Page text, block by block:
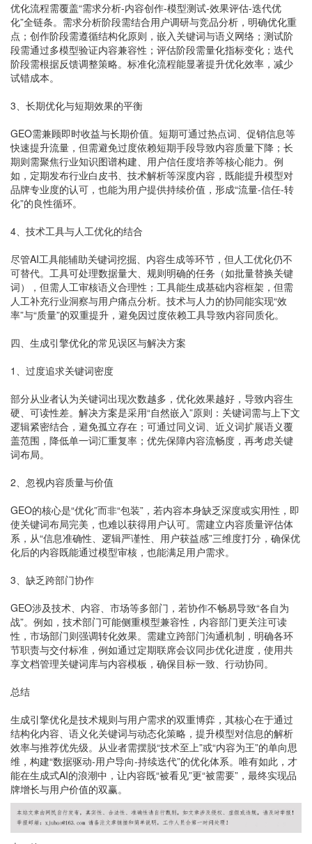
优化流程需覆盖“需求分析-内容创作-模型测试-效果评估-迭代优
化”全链条。需求分析阶段需结合用户调研与竞品分析，明确优化重
点；创作阶段需遵循结构化原则，嵌入关键词与语义网络；测试阶
段需通过多模型验证内容兼容性；评估阶段需量化指标变化；迭代
阶段需根据反馈调整策略。标准化流程能显著提升优化效率，减少
试错成本。
3、长期优化与短期效果的平衡
GEO需兼顾即时收益与长期价值。短期可通过热点词、促销信息等
快速提升流量，但需避免过度依赖短期手段导致内容质量下降；长
期则需聚焦行业知识图谱构建、用户信任度培养等核心能力。例
如，定期发布行业白皮书、技术解析等深度内容，既能提升模型对
品牌专业度的认可，也能为用户提供持续价值，形成“流量-信任-转
化”的良性循环。
4、技术工具与人工优化的结合
尽管AI工具能辅助关键词挖掘、内容生成等环节，但人工优化仍不
可替代。工具可处理数据量大、规则明确的任务（如批量替换关键
词），但需人工审核语义合理性；工具能生成基础内容框架，但需
人工补充行业洞察与用户痛点分析。技术与人力的协同能实现“效
率”与“质量”的双重提升，避免因过度依赖工具导致内容同质化。
四、生成引擎优化的常见误区与解决方案
1、过度追求关键词密度
部分从业者认为关键词出现次数越多，优化效果越好，导致内容生
硬、可读性差。解决方案是采用“自然嵌入”原则：关键词需与上下文
逻辑紧密结合，避免孤立存在；可通过同义词、近义词扩展语义覆
盖范围，降低单一词汇重复率；优先保障内容流畅度，再考虑关键
词布局。
2、忽视内容质量与价值
GEO的核心是“优化”而非“包装”，若内容本身缺乏深度或实用性，即
使关键词布局完美，也难以获得用户认可。需建立内容质量评估体
系，从“信息准确性、逻辑严谨性、用户获益感”三维度打分，确保优
化后的内容既能通过模型审核，也能满足用户需求。
3、缺乏跨部门协作
GEO涉及技术、内容、市场等多部门，若协作不畅易导致“各自为
战”。例如，技术部门可能侧重模型兼容性，内容部门更关注可读
性，市场部门则强调转化效果。需建立跨部门沟通机制，明确各环
节职责与交付标准，例如通过定期联席会议同步优化进度，使用共
享文档管理关键词库与内容模板，确保目标一致、行动协同。
总结
生成引擎优化是技术规则与用户需求的双重博弈，其核心在于通过
结构化内容、语义化关键词与动态化策略，提升模型对信息的解析
效率与推荐优先级。从业者需摆脱“技术至上”或“内容为王”的单向思
维，构建“数据驱动-用户导向-持续迭代”的优化体系。唯有如此，才
能在生成式AI的浪潮中，让内容既“被看见”更“被需要”，最终实现品
牌增长与用户价值的双赢。